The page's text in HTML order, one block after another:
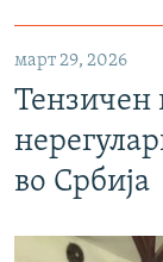
март 29, 2026
Тензичен
во Србија